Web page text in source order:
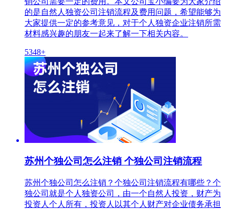
的是自然人独资公司注销流程及费用问题，希望能够为
大家提供一定的参考意见，对于个人独资企业注销所需
材料感兴趣的朋友一起来了解一下相关内容。
5348+
苏州个独公司怎么注销 个独公司注销流程
苏州个独公司怎么注销？个独公司注销流程有哪些？个
独公司就是个人独资公司，由一个自然人投资，财产为
投资人个人所有，投资人以其个人财产对企业债务承担